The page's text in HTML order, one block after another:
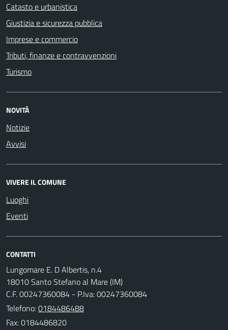
Catasto e urbanistica
Giustizia e sicurezza pubblica
Imprese e commercio
Tributi, finanze e contravvenzioni
Turismo
NOVITÀ
Notizie
Avvisi
VIVERE IL COMUNE
Luoghi
Eventi
CONTATTI
Lungomare E. D Albertis, n.4
18010 Santo Stefano al Mare (IM)
C.F. 00247360084 - P.Iva: 00247360084
Telefono:0184486488
Fax: 0184486820